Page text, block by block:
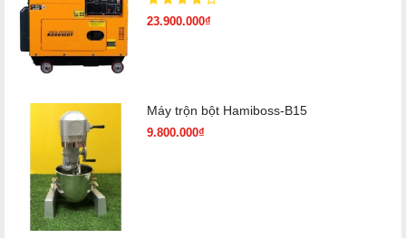
23.900.000₫
Máy trộn bột Hamiboss-B15
9.800.000₫